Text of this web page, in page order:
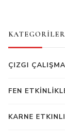
KATEGORİLER
ÇIZGI
FEN
KARNE